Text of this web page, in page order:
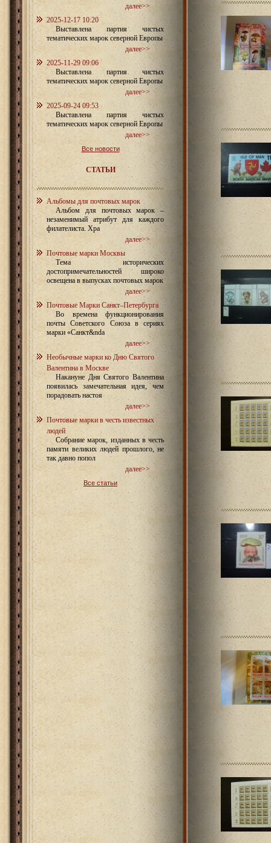
далее>>
2025-12-17 10:20
Выставлена партия чистых
тематических марок северной Европы
далее>>
2025-11-29 09:06
Выставлена партия чистых
тематических марок северной Европы
далее>>
2025-09-24 09:53
Выставлена партия чистых
тематических марок северной Европы
далее>>
Все новости
СТАТЬИ
Альбомы для почтовых марок
Альбом для почтовых марок –
незаменимый атрибут для каждого
филателиста. Хра
далее>>
Почтовые марки Москвы
Тема исторических
достопримечательностей широко
освещена в выпусках почтовых марок
далее>>
Почтовые Марки Санкт–Петербурга
Во времена функционирования
почты Советского Союза в сериях
марки «Санкт&nda
далее>>
Необычные марки ко Дню Святого
Валентина в Москве
Накануне Дня Святого Валентина
появилась замечательная идея, чем
порадовать настоя
далее>>
Почтовые марки в честь известных
людей
Собрание марок, изданных в честь
памяти великих людей прошлого, не
так давно попол
далее>>
Все статьи